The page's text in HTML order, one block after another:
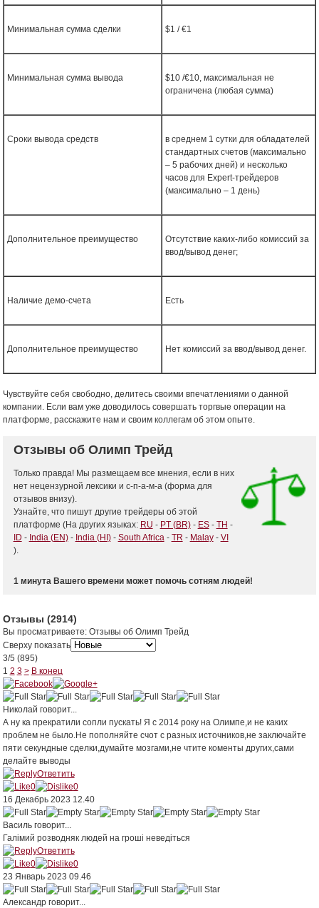
Минимальная сумма сделки $1 / €1
Минимальная сумма вывода
$10 /€10, максимальная не
ограничена (любая сумма)
Сроки вывода средств
в среднем 1 сутки для обладателей
стандартных счетов (максимально
– 5 рабочих дней) и несколько
часов для Expert-трейдеров
(максимально – 1 день)
Дополнительное преимущество
Отсутствие каких-либо комиссий за
ввод/вывод денег;
Наличие демо-счета Есть
Дополнительное преимущество Нет комиссий за ввод/вывод денег.
Чувствуйте себя свободно, делитесь своими впечатлениями о данной
компании. Если вам уже доводилось совершать торгвые операции на
платформе, расскажите нам и своим коллегам об этом опыте.
Отзывы об Олимп Трейд
Только правда! Мы размещаем все мнения, если в них
нет нецензурной лексики и с-п-а-м-а (форма для
отзывов внизу).
Узнайте, что пишут другие трейдеры об этой
платформе (На других языках: RU - PT (BR)- ES- TH -
ID - India (EN)- India (HI)- South Africa - TR - Malay- VI
).
1 минута Вашего времени может помочь сотням людей!
Отзывы (2914)
Вы просматриваете: Отзывы об Олимп Трейд
Сверху показать
3/5 (895)
1 2 3 > В конец
Николай говорит...
А ну ка прекратили сопли пускать! Я с 2014 року на Олимпе,и не каких
проблем не было.Не пополняйте счот с разных источников,не заключайте
пяти секундные сделки,думайте мозгами,не чтите коменты других,сами
делайте выводы
Ответить
0
0
16 Декабрь 2023 12.40
Васильговорит...
Галімий розводняк людей на гроші неведіться
Ответить
0
0
23 Январь 2023 09.46
Александрговорит...